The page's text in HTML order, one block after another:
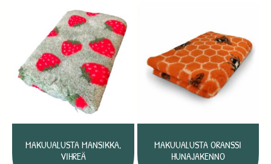
MAKUUALUSTA MANSIKKA,
VIHREÄ
MAKUUALUSTA ORANSSI
HUNAJAKENNO